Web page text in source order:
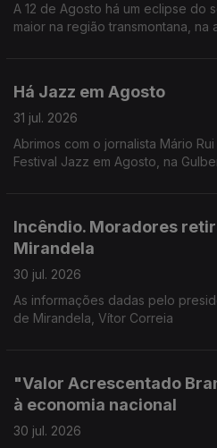
A 12 de Agosto há um eclipse do
maior na região transmontana, na
Há Jazz em Agosto
31 jul. 2026
Abrimos com o jornalista Mário
Festival Jazz em Agosto, na
Incêndio. Moradores
Mirandela
30 jul. 2026
As informações dadas pelo
de Mirandela, Vítor Correia
"Valor Acrescentado
à economia nacional
30 jul. 2026